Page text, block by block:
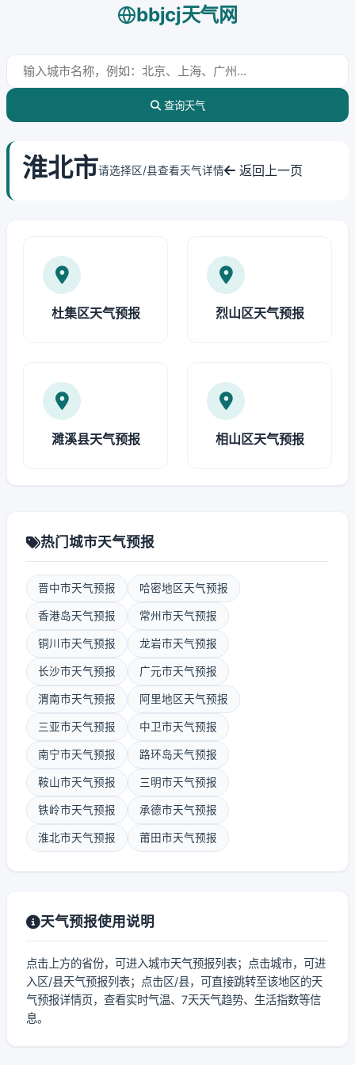
bbjcj天气网
查询天气
淮北市请选择区/县查看天气详情 返回上一页
杜集区天气预报 烈山区天气预报
濉溪县天气预报 相山区天气预报
热门城市天气预报
晋中市天气预报 哈密地区天气预报
香港岛天气预报 常州市天气预报
铜川市天气预报 龙岩市天气预报
长沙市天气预报 广元市天气预报
渭南市天气预报 阿里地区天气预报
三亚市天气预报 中卫市天气预报
南宁市天气预报 路环岛天气预报
鞍山市天气预报 三明市天气预报
铁岭市天气预报 承德市天气预报
淮北市天气预报 莆田市天气预报
天气预报使用说明
点击上方的省份，可进入城市天气预报列表；点击城市，可进
入区/县天气预报列表；点击区/县，可直接跳转至该地区的天
气预报详情页，查看实时气温、7天天气趋势、生活指数等信
息。